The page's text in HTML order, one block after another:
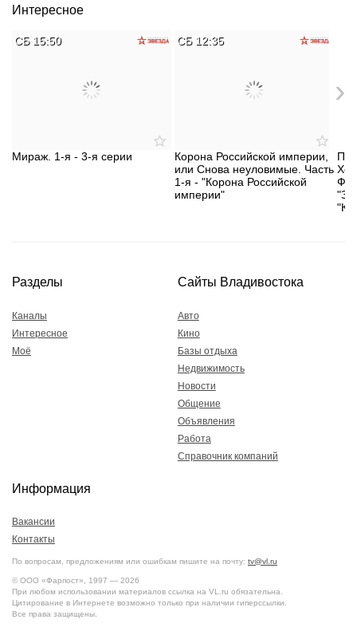
Интересное
Мираж. 1-я - 3-я серии
СБ 15:50
Корона Российской империи,
или Снова неуловимые. Часть
1-я - "Корона Российской
империи"
СБ 12:35
›
Разделы
Каналы
Интересное
Моё
Сайты Владивостока
Авто
Кино
Базы отдыха
Недвижимость
Новости
Общение
Объявления
Работа
Справочник компаний
Информация
Вакансии
Контакты
По вопросам, предложениям или ошибкам пишите на почту: tv@vl.ru
© ООО «Фарпост», 1997 — 2026
При любом использовании материалов ссылка на VL.ru обязательна.
Цитирование в Интернете возможно только при наличии гиперссылки.
Все права защищены.